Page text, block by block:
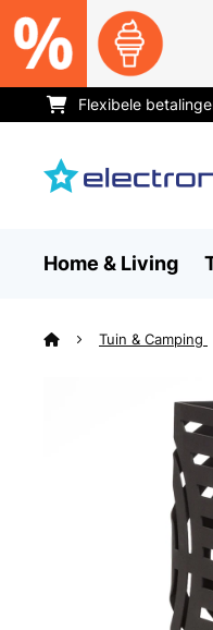
Flexibele
Home & Living
Tuin & Camping